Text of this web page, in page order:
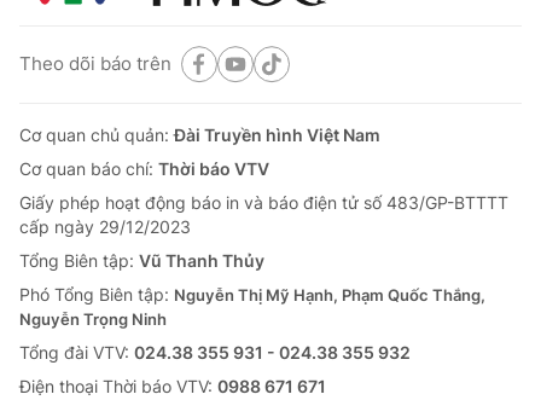
Theo dõi báo trên
Cơ quan chủ quản:Đài Truyền hình Việt Nam
Cơ quan báo chí: Thời báo VTV
Giấy phép hoạt động báo in và báo điện tử số 483/GP-BTTTT
cấp ngày 29/12/2023
Tổng Biên tập: Vũ Thanh Thủy
Phó Tổng Biên tập: Nguyễn Thị Mỹ Hạnh, Phạm Quốc Thắng,
Nguyễn Trọng Ninh
Tổng đài VTV: 024.38 355 931 - 024.38 355 932
Ðiện thoại Thời báo VTV: 0988 671 671